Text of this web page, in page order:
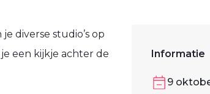
Informatie
9
diverse studio’s op
een kijkje achter de